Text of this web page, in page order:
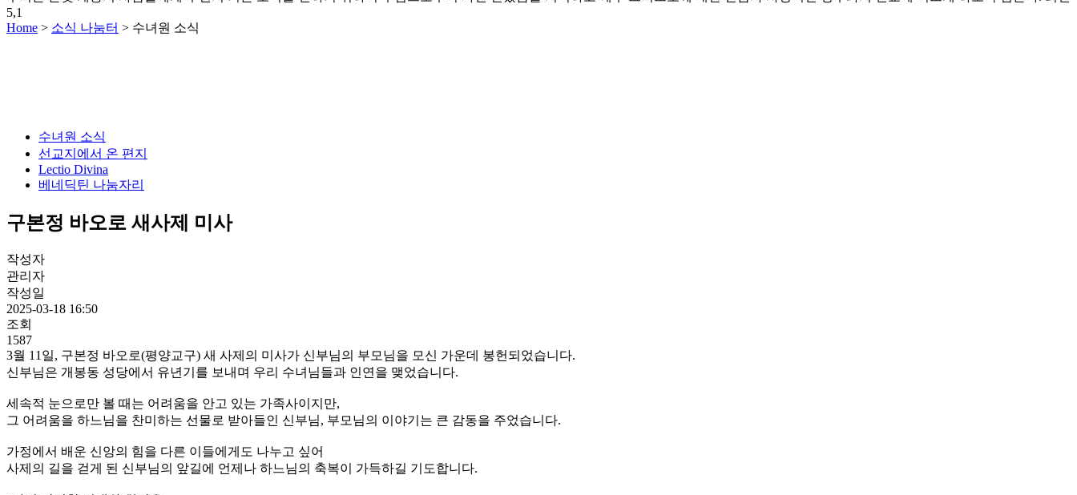
5,1
Home > 소식 나눔터 > 수녀원 소식
수녀원 소식
선교지에서 온 편지
Lectio Divina
베네딕틴 나눔자리
구본정 바오로 새사제 미사
작성자
관리자
작성일
2025-03-18 16:50
조회
1587
3월 11일, 구본정 바오로(평양교구) 새 사제의 미사가 신부님의 부모님을 모신 가운데 봉헌되었습니다.
신부님은 개봉동 성당에서 유년기를 보내며 우리 수녀님들과 인연을 맺었습니다.
세속적 눈으로만 볼 때는 어려움을 안고 있는 가족사이지만,
그 어려움을 하느님을 찬미하는 선물로 받아들인 신부님, 부모님의 이야기는 큰 감동을 주었습니다.
가정에서 배운 신앙의 힘을 다른 이들에게도 나누고 싶어
사제의 길을 걷게 된 신부님의 앞길에 언제나 하느님의 축복이 가득하길 기도합니다.